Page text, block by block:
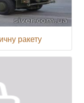
ракету